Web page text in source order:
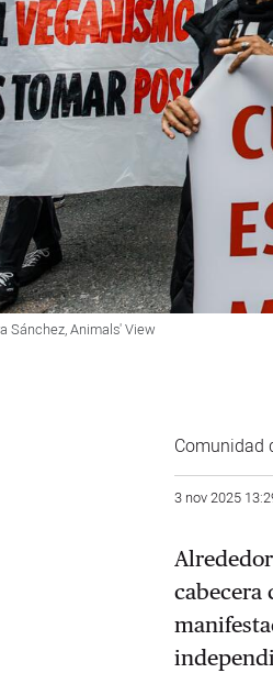
Sánchez, Animals' View
Comunidad
3 nov 2025
cabecera